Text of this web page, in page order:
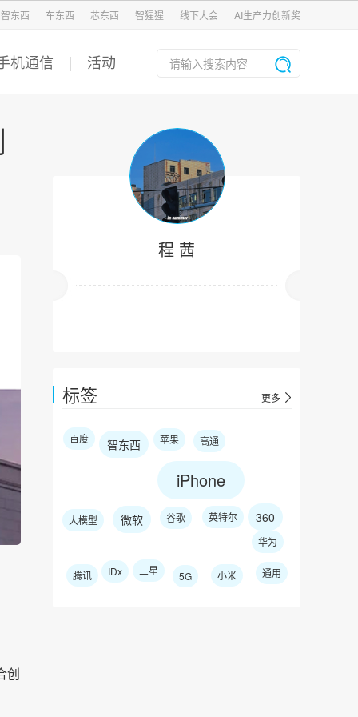
智东西 车东西 芯东西 智猩猩 线下大会 AI生产力创新奖
机通信 活动
程 茜
标签 更多
百度 智东西 苹果 高通
iPhone
大模型 微软 谷歌 英特尔 360
华为
腾讯 IDx 三星 5G 小米 通用
创